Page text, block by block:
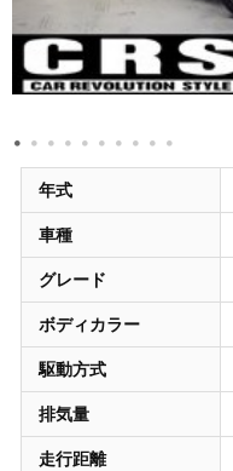
年式
車種
グレード
ボディカラー
駆動方式
排気量
走行距離